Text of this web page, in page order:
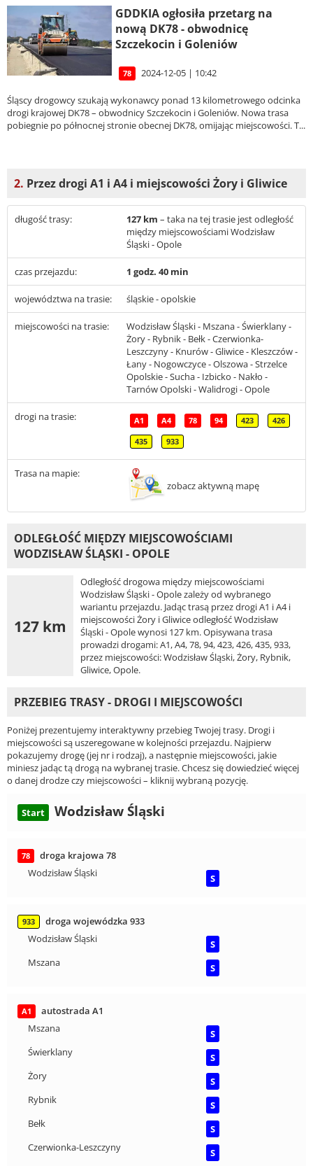
GDDKIA ogłosiła przetarg na
nową DK78 - obwodnicę
Szczekocin i Goleniów
78 2024-12-05 | 10:42
Śląscy drogowcy szukają wykonawcy ponad 13 kilometrowego odcinka
drogi krajowej DK78 – obwodnicy Szczekocin i Goleniów. Nowa trasa
pobiegnie po północnej stronie obecnej DK78, omijając miejscowości. T...
2. Przez drogi A1 i A4 i miejscowości Żory i Gliwice
długość trasy: 127 km – taka na tej trasie jest odległość
między miejscowościami Wodzisław
Śląski - Opole
czas przejazdu: 1 godz. 40 min
województwa na trasie: śląskie - opolskie
miejscowości na trasie:
Wodzisław Śląski - Mszana - Świerklany -
Żory - Rybnik - Bełk - Czerwionka-
Leszczyny - Knurów - Gliwice - Kleszczów -
Łany - Nogowczyce - Olszowa - Strzelce
Opolskie - Sucha - Izbicko - Nakło -
Tarnów Opolski - Walidrogi - Opole
drogi na trasie: A1 A4 78 94 423 426
435 933
Trasa na mapie:
zobacz aktywną mapę
ODLEGŁOŚĆ MIĘDZY MIEJSCOWOŚCIAMI
WODZISŁAW ŚLĄSKI - OPOLE
127 km
Odległość drogowa między miejscowościami
Wodzisław Śląski - Opole zależy od wybranego
wariantu przejazdu. Jadąc trasą przez drogi A1 i A4 i
miejscowości Żory i Gliwice odległość Wodzisław
Śląski - Opole wynosi 127 km. Opisywana trasa
prowadzi drogami: A1, A4, 78, 94, 423, 426, 435, 933,
przez miejscowości: Wodzisław Śląski, Żory, Rybnik,
Gliwice, Opole.
PRZEBIEG TRASY - DROGI I MIEJSCOWOŚCI
Poniżej prezentujemy interaktywny przebieg Twojej trasy. Drogi i
miejscowości są uszeregowane w kolejności przejazdu. Najpierw
pokazujemy drogę (jej nr i rodzaj), a następnie miejscowości, jakie
miniesz jadąc tą drogą na wybranej trasie. Chcesz się dowiedzieć więcej
o danej drodze czy miejscowości – kliknij wybraną pozycję.
Start Wodzisław Śląski
78
droga krajowa 78
Wodzisław Śląski
S
933
droga wojewódzka 933
Wodzisław Śląski
S
Mszana
S
A1
autostrada A1
Mszana
S
Świerklany
S
Żory
S
Rybnik
S
Bełk
S
Czerwionka-Leszczyny
S